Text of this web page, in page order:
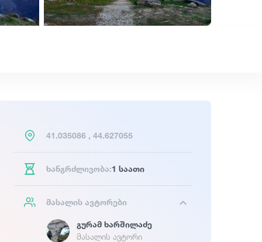
41.035086 , 44.627055
ხანგრძლივობა:1 საათი
მასალის ავტორები
Გურამ Ხარშილაძე
მასალის ავტორი